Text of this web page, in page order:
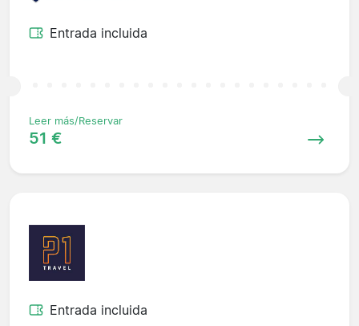
Entrada incluida
Leer más/Reservar
51 €
Entrada incluida